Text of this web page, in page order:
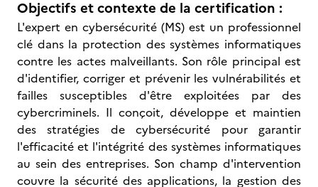
Objectifs et contexte de la certification :
L'expert en cybersécurité (MS) est un professionnel
clé dans la protection des systèmes informatiques
contre les actes malveillants. Son rôle principal est
d'identifier, corriger et prévenir les vulnérabilités et
failles susceptibles d'être exploitées par des
cybercriminels. Il conçoit, développe et maintien
des stratégies de cybersécurité pour garantir
l'efficacité et l'intégrité des systèmes informatiques
au sein des entreprises. Son champ d'intervention
couvre la sécurité des applications, la gestion des